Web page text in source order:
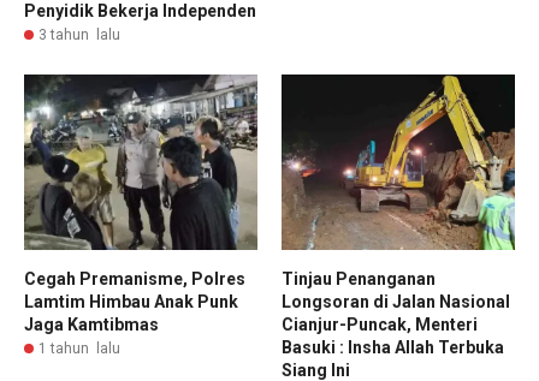
Penyidik Bekerja Independen
3 tahun lalu
Cegah Premanisme, Polres
Lamtim Himbau Anak Punk
Jaga Kamtibmas
1 tahun lalu
Tinjau Penanganan
Longsoran di Jalan Nasional
Cianjur-Puncak, Menteri
Basuki : Insha Allah Terbuka
Siang Ini